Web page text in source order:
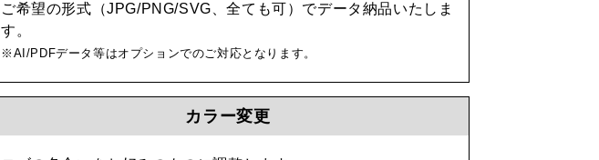
ご希望の形式（JPG/PNG/SVG、全ても可）でデータ納品いたしま
す。
※AI/PDFデータ等はオプションでのご対応となります。
カラー変更